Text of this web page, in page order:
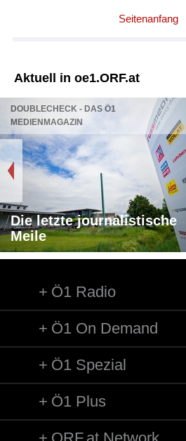
Seitenanfang
Aktuell in oe1.ORF.at
DOUBLECHECK - DAS Ö1
MEDIENMAGAZIN
Die letzte journalistische
Meile
Ö1 Radio
Ö1 On Demand
Ö1 Spezial
Ö1 Plus